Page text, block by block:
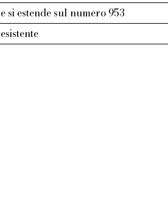
e si estende sul numero 953
esistente